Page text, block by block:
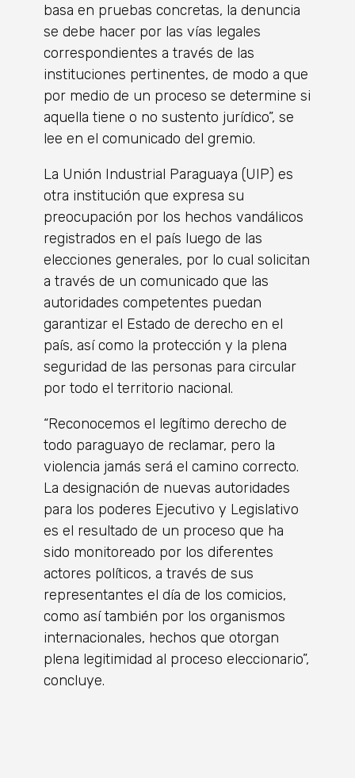
basa en pruebas concretas, la denuncia
se debe hacer por las vías legales
correspondientes a través de las
instituciones pertinentes, de modo a que
por medio de un proceso se determine si
aquella tiene o no sustento jurídico”, se
lee en el comunicado del gremio.
La Unión Industrial Paraguaya (UIP) es
otra institución que expresa su
preocupación por los hechos vandálicos
registrados en el país luego de las
elecciones generales, por lo cual solicitan
a través de un comunicado que las
autoridades competentes puedan
garantizar el Estado de derecho en el
país, así como la protección y la plena
seguridad de las personas para circular
por todo el territorio nacional.
“Reconocemos el legítimo derecho de
todo paraguayo de reclamar, pero la
violencia jamás será el camino correcto.
La designación de nuevas autoridades
para los poderes Ejecutivo y Legislativo
es el resultado de un proceso que ha
sido monitoreado por los diferentes
actores políticos, a través de sus
representantes el día de los comicios,
como así también por los organismos
internacionales, hechos que otorgan
plena legitimidad al proceso eleccionario”,
concluye.